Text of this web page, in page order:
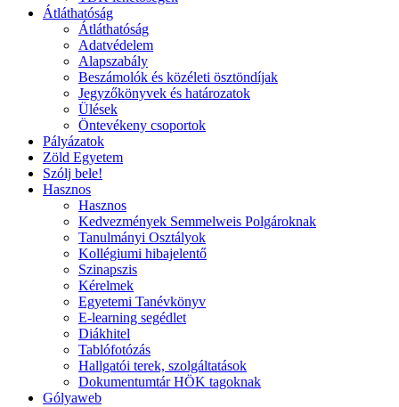
Átláthatóság
Átláthatóság
Adatvédelem
Alapszabály
Beszámolók és közéleti ösztöndíjak
Jegyzőkönyvek és határozatok
Ülések
Öntevékeny csoportok
Pályázatok
Zöld Egyetem
Szólj bele!
Hasznos
Hasznos
Kedvezmények Semmelweis Polgároknak
Tanulmányi Osztályok
Kollégiumi hibajelentő
Szinapszis
Kérelmek
Egyetemi Tanévkönyv
E-learning segédlet
Diákhitel
Tablófotózás
Hallgatói terek, szolgáltatások
Dokumentumtár HÖK tagoknak
Gólyaweb